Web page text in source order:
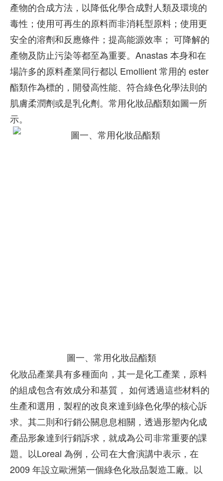
產物的合成方法，以降低化學合成對人類及環境的
毒性；使用可再生的原料而非消耗型原料；使用更
安全的溶劑和反應條件；提高能源效率； 可降解的
產物及防止污染等都至為重要。Anastas 本身和在
場許多的原料產業同行都以 Emollient 常用的 ester
酯類作為標的，開發高性能、符合綠色化學法則的
肌膚柔潤劑或是乳化劑。常用化妝品酯類如圖一所
示。
圖一、常用化妝品酯類
化妝品產業具有多種面向，其一是化工產業，原料
的組成包含有效成分和基質， 如何透過這些材料的
生產和選用，製程的改良來達到綠色化學的核心訴
求。其二則和行銷公關息息相關，透過形塑內化成
產品形象達到行銷訴求，就成為公司非常重要的課
題。以Loreal 為例，公司在大會演講中表示，在
2009 年設立歐洲第一個綠色化妝品製造工廠。以